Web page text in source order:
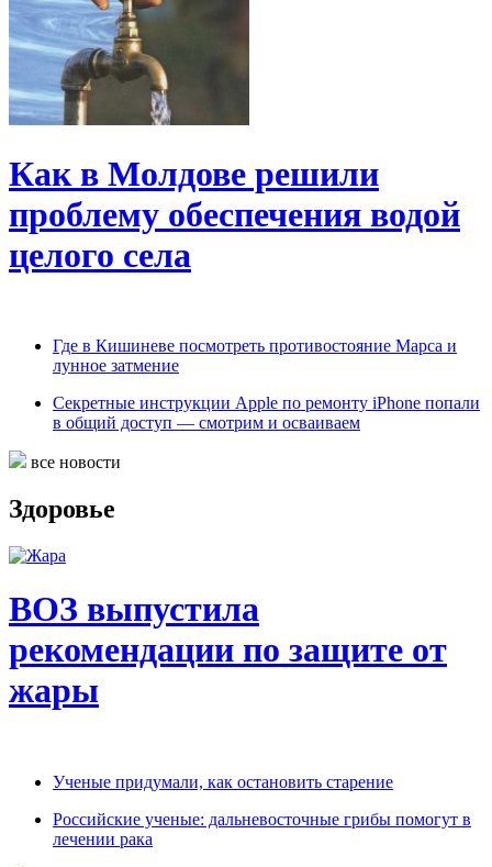
Как в Молдове решили
проблему обеспечения водой
целого села
Где в Кишиневе посмотреть противостояние Марса и
лунное затмение
Секретные инструкции Apple по ремонту iPhone попали
в общий доступ — смотрим и осваиваем
все новости
Здоровье
ВОЗ выпустила
рекомендации по защите от
жары
Ученые придумали, как остановить старение
Российские ученые: дальневосточные грибы помогут в
лечении рака